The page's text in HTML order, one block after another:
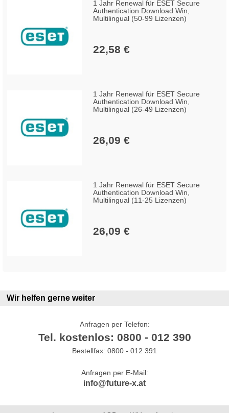
1 Jahr Renewal für ESET Secure
Authentication Download Win,
Multilingual (50-99 Lizenzen)
22,58 €
1 Jahr Renewal für ESET Secure
Authentication Download Win,
Multilingual (26-49 Lizenzen)
26,09 €
1 Jahr Renewal für ESET Secure
Authentication Download Win,
Multilingual (11-25 Lizenzen)
26,09 €
Wir helfen gerne weiter
Anfragen per Telefon:
Tel. kostenlos: 0800 - 012 390
Bestellfax: 0800 - 012 391
Anfragen per E-Mail:
info@future-x.at